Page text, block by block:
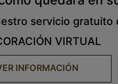
servicio gratuito
VIRTUAL
INFORMACIÓN